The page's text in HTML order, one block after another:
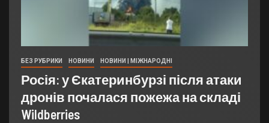
БЕЗ РУБРИКИ НОВИНИ НОВИНИ | МІЖНАРОДНІ
Росія: у Єкатеринбурзі після атаки
дронів почалася пожежа на складі
Wildberries